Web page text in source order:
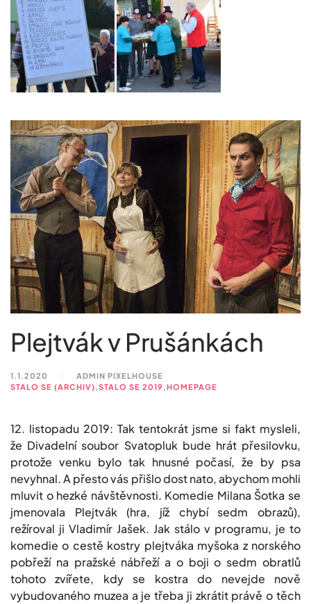
Plejtvák v Prušánkách
1.1.2020
ADMIN PIXELHOUSE
STALO SE (ARCHIV),STALO SE 2019 ,HOMEPAGE
12. listopadu 2019: Tak tentokrát jsme si fakt mysleli,
že Divadelní soubor Svatopluk bude hrát přesilovku,
protože venku bylo tak hnusné počasí, že by psa
nevyhnal. A přesto vás přišlo dost nato, abychom mohli
mluvit o hezké návštěvnosti. Komedie Milana Šotka se
jmenovala Plejtvák (hra, jíž chybí sedm obrazů),
režíroval ji Vladimír Jašek. Jak stálo v programu, je to
komedie o cestě kostry plejtváka myšoka z norského
pobřeží na pražské nábřeží a o boji o sedm obratlů
tohoto zvířete, kdy se kostra do nevejde nově
vybudovaného muzea a je třeba ji zkrátit právě o těch